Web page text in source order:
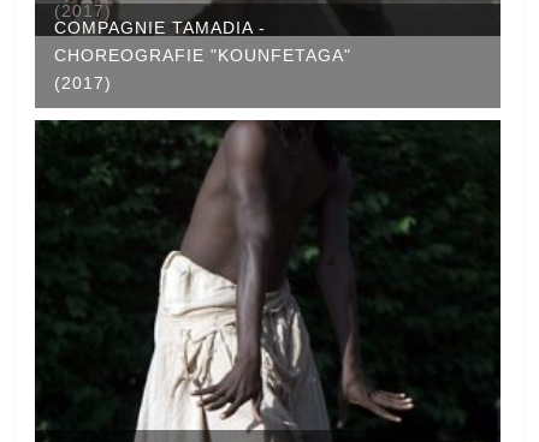
(2017)
COMPAGNIE TAMADIA -
CHOREOGRAFIE "KOUNFETAGA"
(2017)